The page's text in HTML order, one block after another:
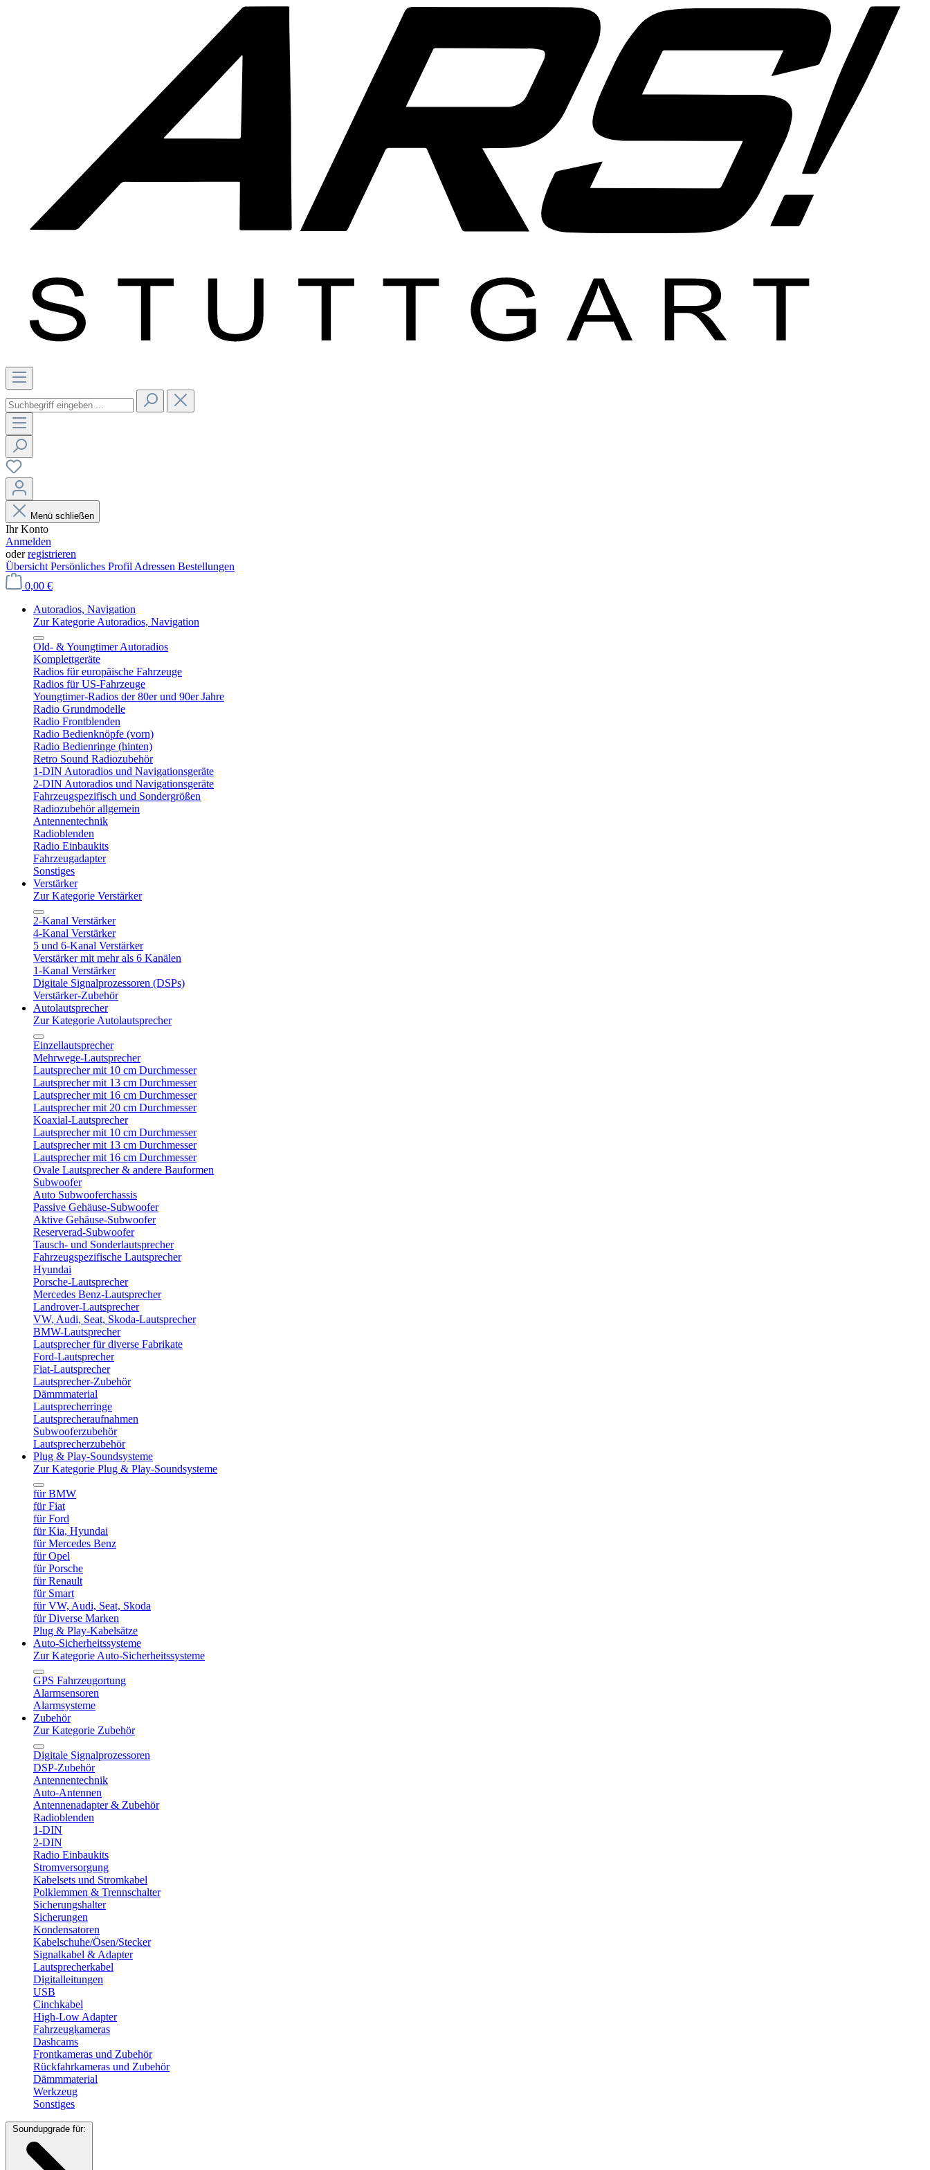
Menü schließen
Ihr Konto
Anmelden
oderregistrieren
Übersicht Persönliches Profil Adressen Bestellungen
0,00 €
Autoradios, Navigation
Zur Kategorie Autoradios, Navigation
Old- & Youngtimer Autoradios
Komplettgeräte
Radios für europäische Fahrzeuge
Radios für US-Fahrzeuge
Youngtimer-Radios der 80er und 90er Jahre
Radio Grundmodelle
Radio Frontblenden
Radio Bedienknöpfe (vorn)
Radio Bedienringe (hinten)
Retro Sound Radiozubehör
1-DIN Autoradios und Navigationsgeräte
2-DIN Autoradios und Navigationsgeräte
Fahrzeugspezifisch und Sondergrößen
Radiozubehör allgemein
Antennentechnik
Radioblenden
Radio Einbaukits
Fahrzeugadapter
Sonstiges
Verstärker
Zur Kategorie Verstärker
2-Kanal Verstärker
4-Kanal Verstärker
5 und 6-Kanal Verstärker
Verstärker mit mehr als 6 Kanälen
1-Kanal Verstärker
Digitale Signalprozessoren (DSPs)
Verstärker-Zubehör
Autolautsprecher
Zur Kategorie Autolautsprecher
Einzellautsprecher
Mehrwege-Lautsprecher
Lautsprecher mit 10 cm Durchmesser
Lautsprecher mit 13 cm Durchmesser
Lautsprecher mit 16 cm Durchmesser
Lautsprecher mit 20 cm Durchmesser
Koaxial-Lautsprecher
Lautsprecher mit 10 cm Durchmesser
Lautsprecher mit 13 cm Durchmesser
Lautsprecher mit 16 cm Durchmesser
Ovale Lautsprecher & andere Bauformen
Subwoofer
Auto Subwooferchassis
Passive Gehäuse-Subwoofer
Aktive Gehäuse-Subwoofer
Reserverad-Subwoofer
Tausch- und Sonderlautsprecher
Fahrzeugspezifische Lautsprecher
Hyundai
Porsche-Lautsprecher
Mercedes Benz-Lautsprecher
Landrover-Lautsprecher
VW, Audi, Seat, Skoda-Lautsprecher
BMW-Lautsprecher
Lautsprecher für diverse Fabrikate
Ford-Lautsprecher
Fiat-Lautsprecher
Lautsprecher-Zubehör
Dämmmaterial
Lautsprecherringe
Lautsprecheraufnahmen
Subwooferzubehör
Lautsprecherzubehör
Plug & Play-Soundsysteme
Zur Kategorie Plug & Play-Soundsysteme
für BMW
für Fiat
für Ford
für Kia, Hyundai
für Mercedes Benz
für Opel
für Porsche
für Renault
für Smart
für VW, Audi, Seat, Skoda
für Diverse Marken
Plug & Play-Kabelsätze
Auto-Sicherheitssysteme
Zur Kategorie Auto-Sicherheitssysteme
GPS Fahrzeugortung
Alarmsensoren
Alarmsysteme
Zubehör
Zur Kategorie Zubehör
Digitale Signalprozessoren
DSP-Zubehör
Antennentechnik
Auto-Antennen
Antennenadapter & Zubehör
Radioblenden
1-DIN
2-DIN
Radio Einbaukits
Stromversorgung
Kabelsets und Stromkabel
Polklemmen & Trennschalter
Sicherungshalter
Sicherungen
Kondensatoren
Kabelschuhe/Ösen/Stecker
Signalkabel & Adapter
Lautsprecherkabel
Digitalleitungen
USB
Cinchkabel
High-Low Adapter
Fahrzeugkameras
Dashcams
Frontkameras und Zubehör
Rückfahrkameras und Zubehör
Dämmmaterial
Werkzeug
Sonstiges
Soundupgrade für: